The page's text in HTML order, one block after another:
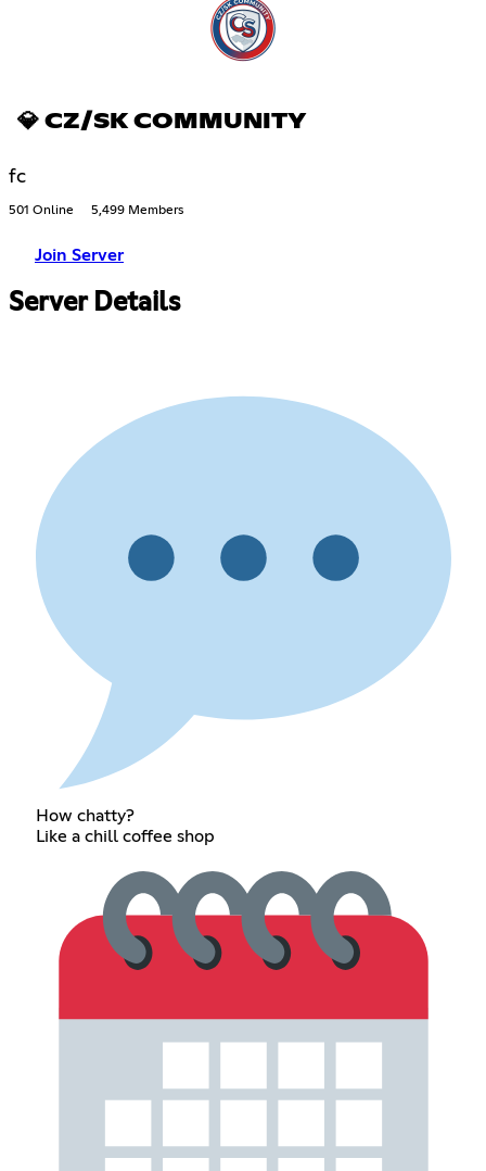
💎 CZ/SK COMMUNITY
fc
501 Online 5,499 Members
Join Server
Server Details
How chatty?
Like a chill coffee shop